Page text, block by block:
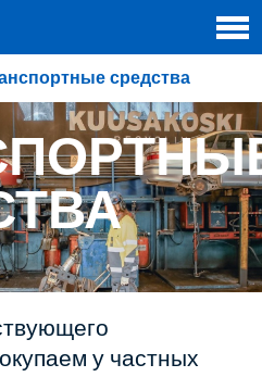
средства
у частных